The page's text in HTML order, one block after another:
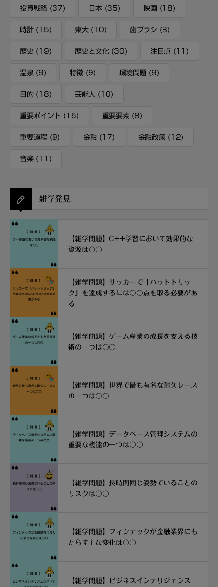
投資戦略 (37) 日本 (35) 映画 (18)
時計 (15) 東大 (10) 歯ブラシ (8)
歴史 (19) 歴史と文化 (30) 注目点 (11)
温泉 (9) 特徴 (9) 環境問題 (9)
目的 (18) 芸能人 (10)
重要ポイント (15) 重要要素 (8)
重要過程 (9) 金融 (17) 金融政策 (12)
音楽 (11)
雑学発見
【雑学問題】C++学習において効果的な
資源は〇〇
【雑学問題】サッカーで「ハットトリッ
ク」を達成するには〇〇点を取る必要があ
る
【雑学問題】ゲーム産業の成長を支える技
術の一つは〇〇
【雑学問題】世界で最も有名な耐久レース
の一つは〇〇
【雑学問題】データベース管理システムの
重要な機能の一つは〇〇
【雑学問題】長時間同じ姿勢でいることの
リスクは〇〇
【雑学問題】フィンテックが金融業界にも
たらす主な変化は〇〇
【雑学問題】ビジネスインテリジェンス